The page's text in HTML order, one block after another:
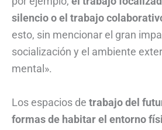
silencio o el trabajo
esto, sin mencionar el gran
socialización y el ambiente
mental».
Los espacios de trabajo del
formas de habitar el entorno